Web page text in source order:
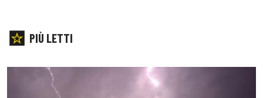
PIÙ LETTI